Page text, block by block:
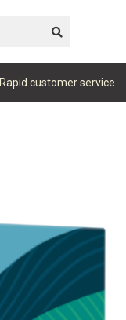
Rapid customer service